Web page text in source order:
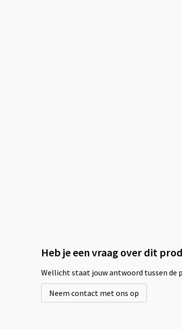
Heb je een vraag over dit
Wellicht staat jouw antwoord tussen de
Neem contact met ons op